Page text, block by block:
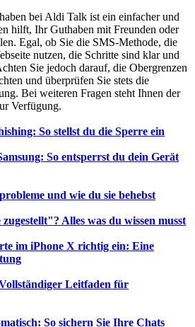
bei Aldi Talk ist ein einfacher und
hilft, Ihr Guthaben mit Freunden oder
Egal, ob Sie die SMS-Methode, die
nutzen, die Schritte sind klar und
Sie jedoch darauf, die Obergrenzen
und überprüfen Sie stets die
Bei weiteren Fragen steht Ihnen der
Verfügung.
So stellst du die Sperre ein
So entsperrst du dein Gerät
und wie du sie behebst
Alles was du wissen musst
im iPhone X richtig ein: Eine
Leitfaden für
So sichern Sie Ihre Chats